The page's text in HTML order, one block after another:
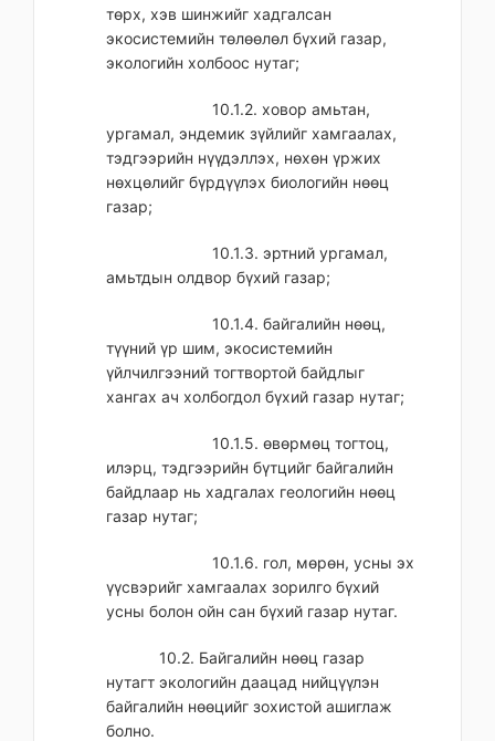
төрх, хэв шинжийг хадгалсан
экосистемийн төлөөлөл бүхий газар,
экологийн холбоос нутаг;
10.1.2. ховор амьтан,
ургамал, эндемик зүйлийг хамгаалах,
тэдгээрийн нүүдэллэх, нөхөн үржих
нөхцөлийг бүрдүүлэх биологийн нөөц
газар;
10.1.3. эртний ургамал,
амьтдын олдвор бүхий газар;
10.1.4. байгалийн нөөц,
түүний үр шим, экосистемийн
үйлчилгээний тогтвортой байдлыг
хангах ач холбогдол бүхий газар нутаг;
10.1.5. өвөрмөц тогтоц,
илэрц, тэдгээрийн бүтцийг байгалийн
байдлаар нь хадгалах геологийн нөөц
газар нутаг;
10.1.6. гол, мөрөн, усны эх
үүсвэрийг хамгаалах зорилго бүхий
усны болон ойн сан бүхий газар нутаг.
10.2. Байгалийн нөөц газар
нутагт экологийн даацад нийцүүлэн
байгалийн нөөцийг зохистой ашиглаж
болно.